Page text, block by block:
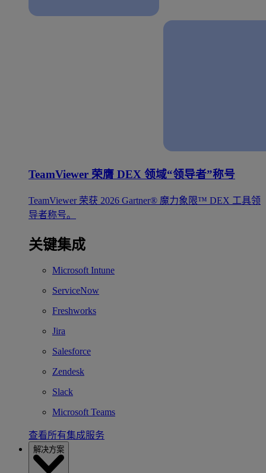
TeamViewer 荣膺 DEX 领域“领导者”称号
TeamViewer 荣获 2026 Gartner® 魔力象限™ DEX 工具领
导者称号。
关键集成
Microsoft Intune
ServiceNow
Freshworks
Jira
Salesforce
Zendesk
Slack
Microsoft Teams
查看所有集成服务
解决方案